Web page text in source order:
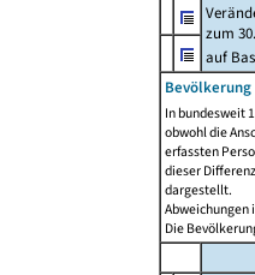
zum
auf
Bevölkerung
In bundesweit
obwohl die
erfassten
dieser
dargestellt.
Abweichungen
Die